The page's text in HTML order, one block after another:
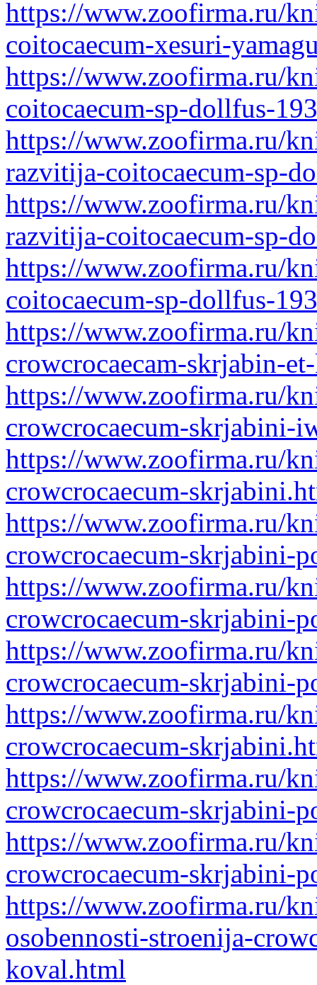
https://www.zoofirma.ru/
coitocaecum-xesuri-
https://www.zoofirma.ru/
coitocaecum-sp-dollfus-
https://www.zoofirma.ru/
razvitija-coitocaecum-sp-
https://www.zoofirma.ru/
razvitija-coitocaecum-sp-
https://www.zoofirma.ru/
coitocaecum-sp-dollfus-
https://www.zoofirma.ru/
crowcrocaecam-skrjabin-
https://www.zoofirma.ru/
crowcrocaecum-skrjabini-
https://www.zoofirma.ru/
crowcrocaecum-
https://www.zoofirma.ru/
crowcrocaecum-skrjabini-
https://www.zoofirma.ru/
crowcrocaecum-skrjabini-
https://www.zoofirma.ru/
crowcrocaecum-skrjabini-
https://www.zoofirma.ru/
crowcrocaecum-
https://www.zoofirma.ru/
crowcrocaecum-skrjabini-
https://www.zoofirma.ru/
crowcrocaecum-skrjabini-
https://www.zoofirma.ru/
osobennosti-stroenija-
koval.html